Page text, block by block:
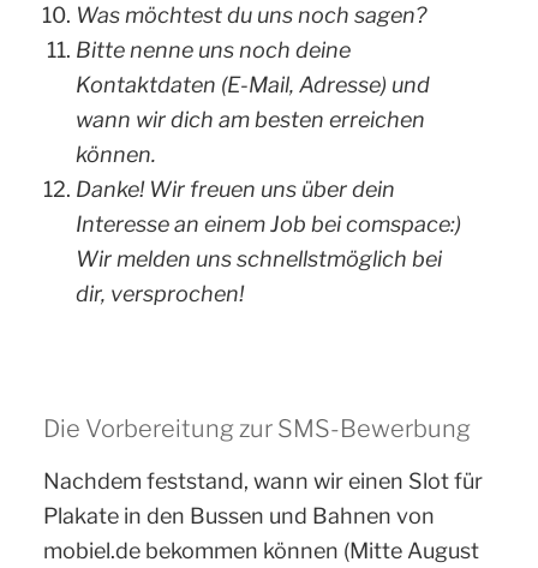
Was möchtest du uns noch sagen?
Bitte nenne uns noch deine
Kontaktdaten (E-Mail, Adresse) und
wann wir dich am besten erreichen
können.
Danke! Wir freuen uns über dein
Interesse an einem Job bei comspace:)
Wir melden uns schnellstmöglich bei
dir, versprochen!
Die Vorbereitung zur SMS-Bewerbung
Nachdem feststand, wann wir einen Slot für
Plakate in den Bussen und Bahnen von
mobiel.de bekommen können (Mitte August